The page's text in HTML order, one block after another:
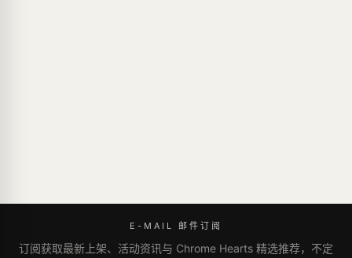
E-MAIL 邮件订阅
订阅获取最新上架、活动资讯与 Chrome Hearts 精选推荐，不定